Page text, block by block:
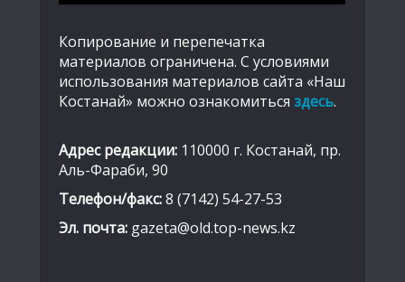
Копирование и перепечатка
материалов ограничена. С условиями
использования материалов сайта «Наш
Костанай» можно ознакомиться здесь.
Адрес редакции: 110000 г. Костанай, пр.
Аль-Фараби, 90
Телефон/факс:8 (7142) 54-27-53
Эл. почта: gazeta@old.top-news.kz